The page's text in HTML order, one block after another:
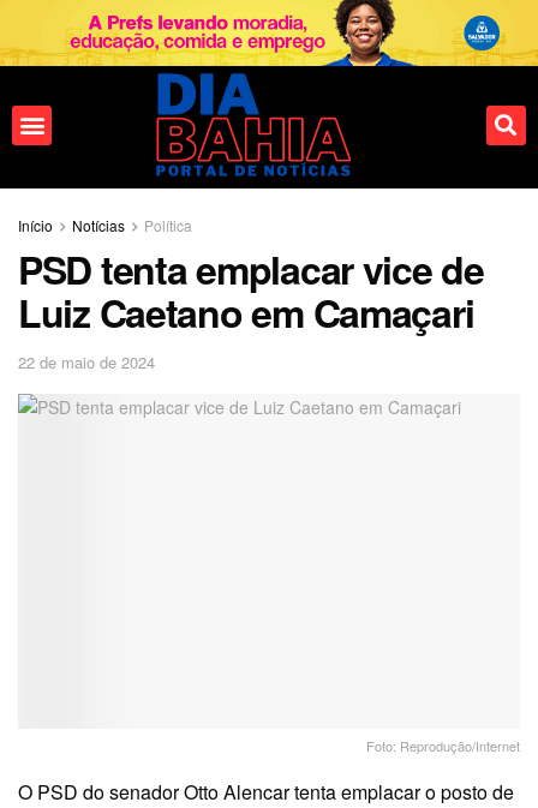
Início Notícias Política
PSD tenta emplacar vice de
Luiz Caetano em Camaçari
22 de maio de 2024
Foto: Reprodução/Internet
O PSD do senador Otto Alencar tenta emplacar o posto de